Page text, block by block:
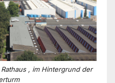
, im Hintergrund der